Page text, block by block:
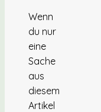
Wenn
du nur
eine
Sache
aus
diesem
Artikel